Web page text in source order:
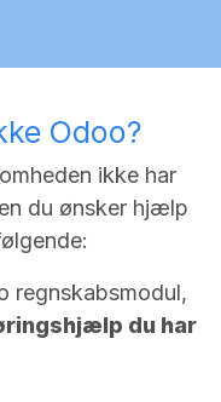
Odoo?
ikke har
du ønsker hjælp
regnskabsmodul,
du har